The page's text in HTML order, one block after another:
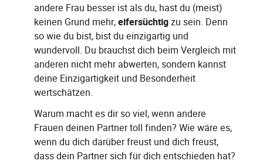
andere Frau besser ist als du, hast du (meist)
keinen Grund mehr,eifersüchtigzu sein. Denn
so wie du bist, bist du einzigartig und
wundervoll. Du brauchst dich beim Vergleich mit
anderen nicht mehr abwerten, sondern kannst
deine Einzigartigkeit und Besonderheit
wertschätzen.
Warum macht es dir so viel, wenn andere
Frauen deinen Partner toll finden? Wie wäre es,
wenn du dich darüber freust und dich freust,
dass dein Partner sich für dich entschieden hat?